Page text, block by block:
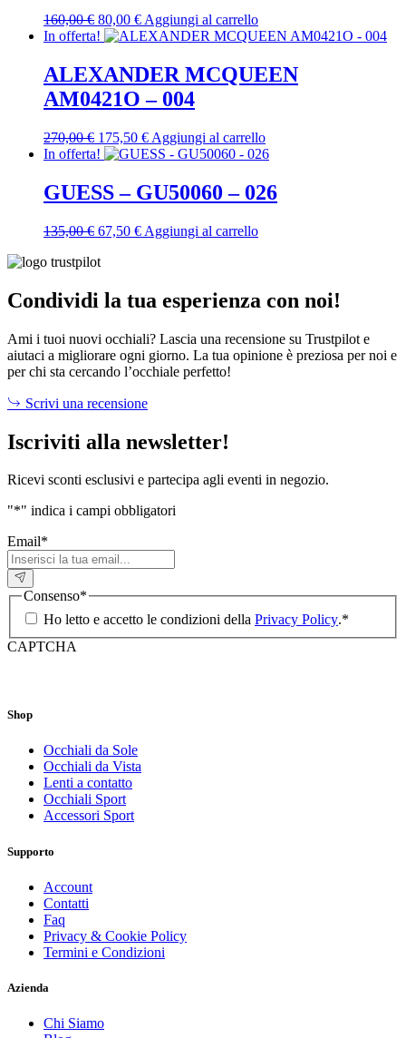
160,00€ Il
prezzo
era:
160,00 €.
80,00 €Il
prezzo
è:
80,00 €.
Aggiungi al carrello
In offerta!
ALEXANDER MCQUEEN
AM0421O – 004
270,00€ Il
prezzo
era:
270,00 €.
175,50 €Il
prezzo
è:
175,50 €.
Aggiungi al carrello
In offerta!
GUESS – GU50060 – 026
135,00€ Il
originale
135,00 €.
67,50 €Il
67,50 €.
Aggiungi al carrello
Condividi la tua esperienza con noi!
Ami i tuoi nuovi occhiali? Lascia una recensione su Trustpilot e
aiutaci a migliorare ogni giorno. La tua opinione è preziosa per noi e
per chi sta cercando l’occhiale perfetto!
Scrivi una recensione
Iscriviti alla newsletter!
Ricevi sconti esclusivi e partecipa agli eventi in negozio.
"*" indica i campi obbligatori
Email*
Consenso*
Ho letto e accetto le condizioni della Privacy Policy.*
CAPTCHA
Shop
Occhiali da Sole
Occhiali da Vista
Lenti a contatto
Occhiali Sport
Accessori Sport
Supporto
Account
Contatti
Faq
Privacy & Cookie Policy
Termini e Condizioni
Azienda
Chi Siamo